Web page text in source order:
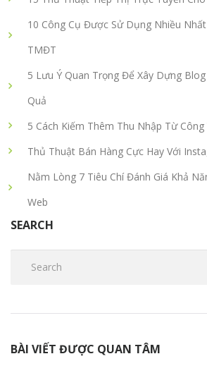
10 Công Cụ Được Sử Dụng Nhiều
TMĐT
5 Lưu Ý Quan Trọng Để Xây Dựng
Quả
5 Cách Kiếm Thêm Thu Nhập Từ Công
Thủ Thuật Bán Hàng Cực Hay Với
Nằm Lòng 7 Tiêu Chí Đánh Giá Khả
Web
SEARCH
BÀI VIẾT ĐƯỢC QUAN TÂM